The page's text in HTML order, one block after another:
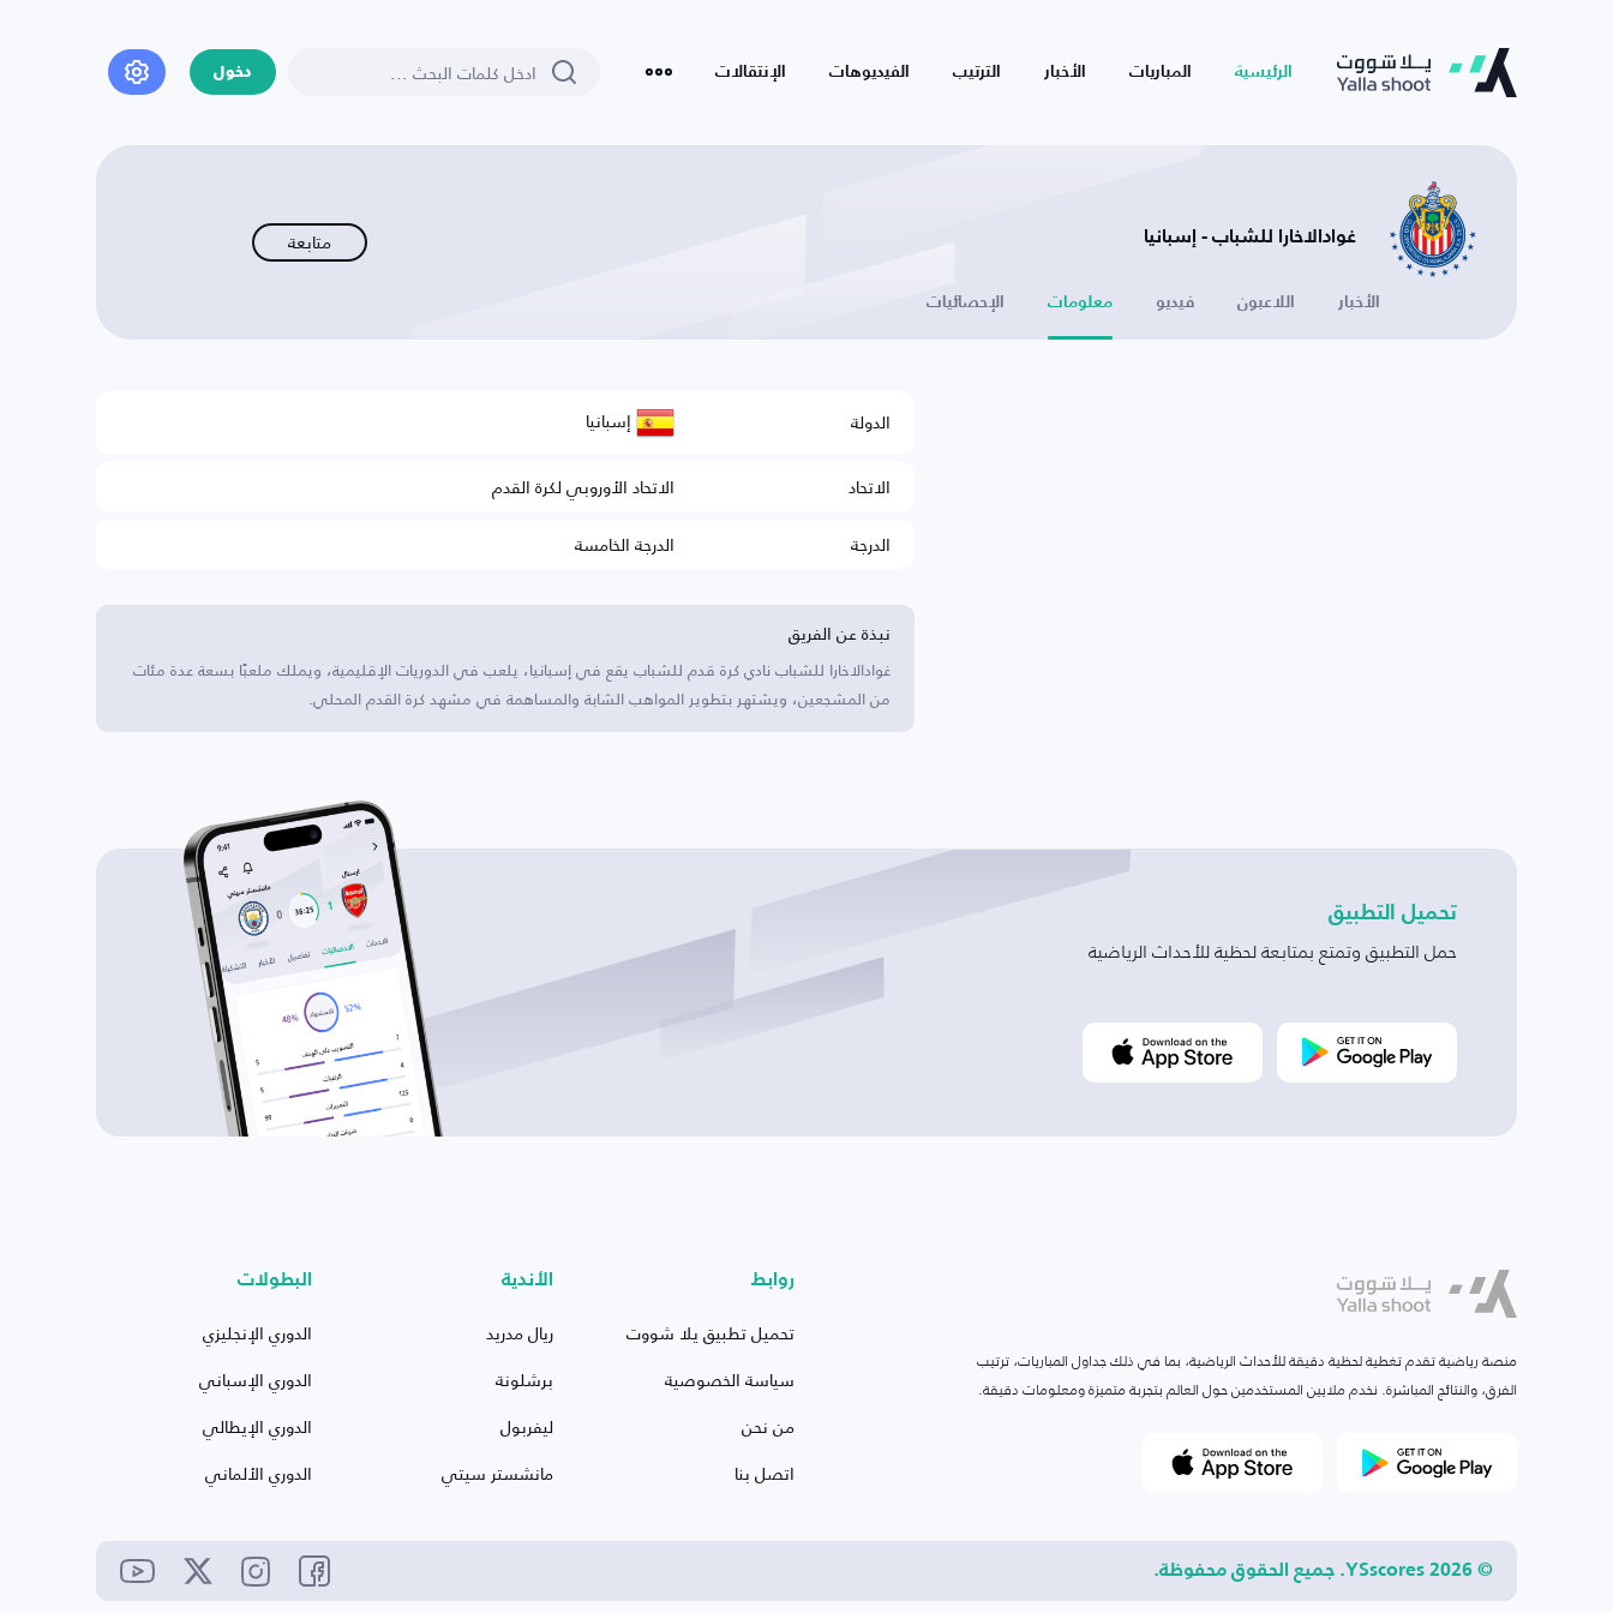
الرئيسية المباريات الأخبار الترتيب الفيديوهات الإنتقالات دخول
غوادالاخارا للشباب - إسبانيا متابعة
الأخبار اللاعبون فيديو معلومات الإحصائيات
الدولة إسبانيا
الاتحاد
الاتحاد الأوروبي لكرة القدم
الدرجة
الدرجة الخامسة
نبذة عن الفريق
غوادالاخارا للشباب نادي كرة قدم للشباب يقع في إسبانيا، يلعب في الدوريات الإقليمية، ويملك ملعبًا بسعة عدة مئات
من المشجعين، ويشتهر بتطوير المواهب الشابة والمساهمة في مشهد كرة القدم المحلي.
تحميل التطبيق
حمل التطبيق وتمتع بمتابعة لحظية للأحداث الرياضية
منصة رياضية تقدم تغطية لحظية دقيقة للأحداث الرياضية، بما في ذلك جداول المباريات، ترتيب
الفرق، والنتائج المباشرة. نخدم ملايين المستخدمين حول العالم بتجربة متميزة ومعلومات دقيقة.
روابط
تحميل تطبيق يلا شووت
سياسة الخصوصية
من نحن
اتصل بنا
الأندية
ريال مدريد
برشلونة
ليفربول
مانشستر سيتي
البطولات
الدوري الإنجليزي
الدوري الإسباني
الدوري الإيطالي
الدوري الألماني
© 2026 YSscores. جميع الحقوق محفوظة.